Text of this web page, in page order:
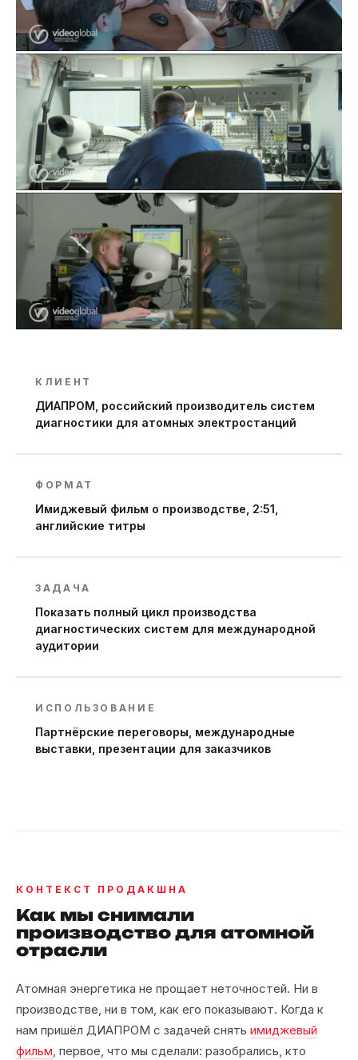
КЛИЕНТ
ДИАПРОМ, российский производитель систем
диагностики для атомных электростанций
ФОРМАТ
Имиджевый фильм о производстве, 2:51,
английские титры
ЗАДАЧА
Показать полный цикл производства
диагностических систем для международной
аудитории
ИСПОЛЬЗОВАНИЕ
Партнёрские переговоры, международные
выставки, презентации для заказчиков
КОНТЕКСТ ПРОДАКШНА
Как мы снимали
производство для атомной
отрасли
Атомная энергетика не прощает неточностей. Ни в
производстве, ни в том, как его показывают. Когда к
нам пришёл ДИАПРОМ с задачей снять имиджевый
фильм, первое, что мы сделали: разобрались, кто